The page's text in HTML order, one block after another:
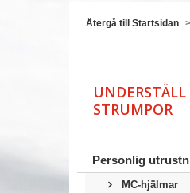
Återgå till Startsidan >
STRUMPOR
Personlig
MC-hjälmar